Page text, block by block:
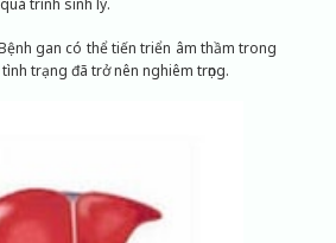
trình sinh lý.
gan có thể tiến triển âm thầm trong
trạng đã trở nên nghiêm trọng.